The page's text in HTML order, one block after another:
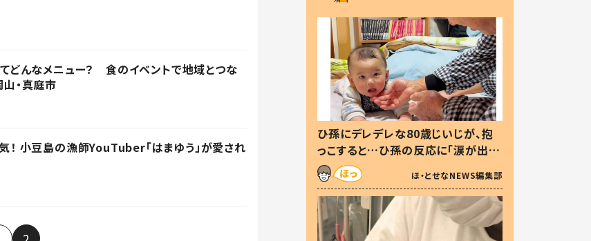
どんなメニュー？ 食のイベントで地域とつな
・真庭市
小豆島の漁師YouTuber「はまゆう」が愛され
ひ孫にデレデレな80歳じいじが、抱
っこすると…ひ孫の反応に「涙が出ま
した」「可愛くて仕方ない」
ほ・とせなNEWS編集部